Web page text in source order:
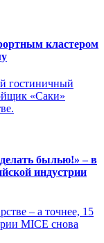
кластером
гостиничный
«Саки»
былью!» – в
индустрии
– а точнее, 15
MICE снова